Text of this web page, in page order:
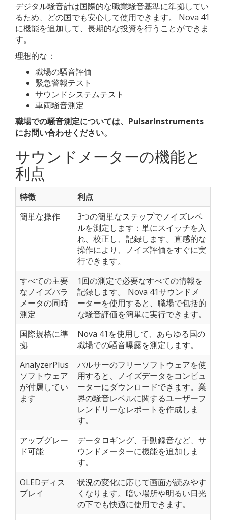
デジタル騒音計は国際的な職業騒音基準に準拠してい
るため、どの国でも安心して使用できます。 Nova 41
に機能を追加して、長期的な投資を行うことができま
す。
理想的な：
職場の騒音評価
緊急警報テスト
サウンドシステムテスト
車両騒音測定
職場での騒音測定については、PulsarInstruments
にお問い合わせください。
サウンドメーターの機能と
利点
特徴
利点
簡単な操作
3つの簡単なステップでノイズレベ
ルを測定します：単にスイッチを入
れ、校正し、記録します。直感的な
操作により、ノイズ評価をすぐに実
行できます。
すべての主要
なノイズパラ
メータの同時
測定
1回の測定で必要なすべての情報を
記録します。 Nova 41サウンドメ
ーターを使用すると、職場で包括的
な騒音評価を簡単に実行できます。
国際規格に準
拠
Nova 41を使用して、あらゆる国の
職場での騒音曝露を測定します。
AnalyzerPlus
ソフトウェア
が付属してい
ます
パルサーのフリーソフトウェアを使
用すると、ノイズデータをコンピュ
ーターにダウンロードできます。業
界の騒音レベルに関するユーザーフ
レンドリーなレポートを作成しま
す。
アップグレー
ド可能
データロギング、手動録音など、サ
ウンドメーターに機能を追加しま
す。
OLEDディス
プレイ
状況の変化に応じて画面が読みやす
くなります。暗い場所や明るい日光
の下でも快適に使用できます。